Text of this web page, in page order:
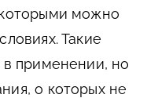
можно
Такие
в применении, но
о которых не